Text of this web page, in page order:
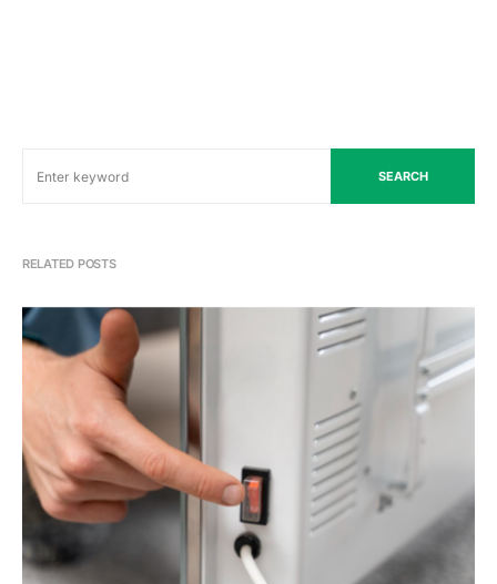
SEARCH
RELATED POSTS